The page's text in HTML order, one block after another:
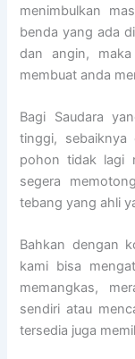
menimbulkan
benda yang ada
dan angin,
membuat anda
Bagi Saudara
tinggi, sebaiknya
pohon tidak lagi
segera
tebang yang ahli
Bahkan dengan
kami bisa
memangkas,
sendiri atau
tersedia juga